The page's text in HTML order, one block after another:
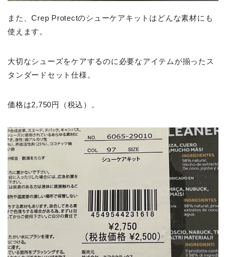
また、Crep Protectのシューケアキットはどんな素材にも
使えます。
大切なシューズをケアするのに必要なアイテムが揃ったス
タンダードセット仕様。
価格は2,750円（税込）。